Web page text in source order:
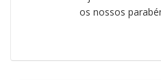
os nossos